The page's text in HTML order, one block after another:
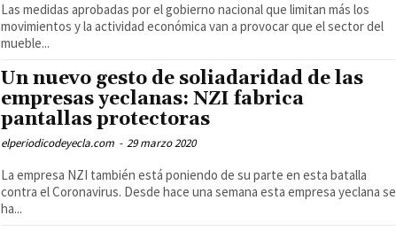
Las medidas aprobadas por el gobierno nacional que limitan más los
movimientos y la actividad económica van a provocar que el sector del
mueble...
Un nuevo gesto de soliadaridad de las
empresas yeclanas: NZI fabrica
pantallas protectoras
elperiodicodeyecla.com - 29 marzo 2020
La empresa NZI también está poniendo de su parte en esta batalla
contra el Coronavirus. Desde hace una semana esta empresa yeclana se
ha...